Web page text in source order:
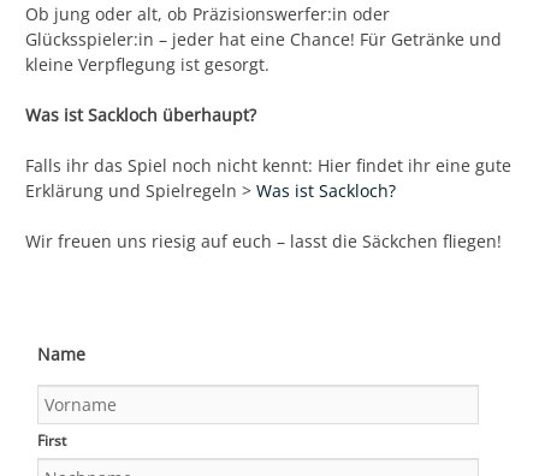
Ob jung oder alt, ob Präzisionswerfer:in oder
Glücksspieler:in – jeder hat eine Chance! Für Getränke und
kleine Verpflegung ist gesorgt.
Was ist Sackloch überhaupt?
Falls ihr das Spiel noch nicht kennt: Hier findet ihr eine gute
Erklärung und Spielregeln > Was ist Sackloch?
Wir freuen uns riesig auf euch – lasst die Säckchen fliegen!
Name
First